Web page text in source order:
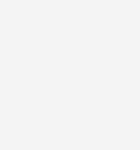
neue Mitarbeitende. Und
Aufbau der benötigten
den richtigen Fach- oder
Monitor“ eingeführt.
Überblick, ob und
bevorstehen. Wenn